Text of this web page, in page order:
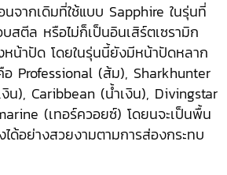
จากเดิมที่ใช้แบบ Sapphire ในรุ่นที่
สตีล หรือไม่ก็เป็นอินเสิร์ตเซรามิก
น้าปัด โดยในรุ่นนี้ยังมีหน้าปัดหลาก
Professional (ส้ม), Sharkhunter
น), Caribbean (น้ำเงิน), Divingstar
(เทอร์ควอยซ์) โดยนจะเป็นพื้น
ด้อย่างสวยงามตามการส่องกระทบ